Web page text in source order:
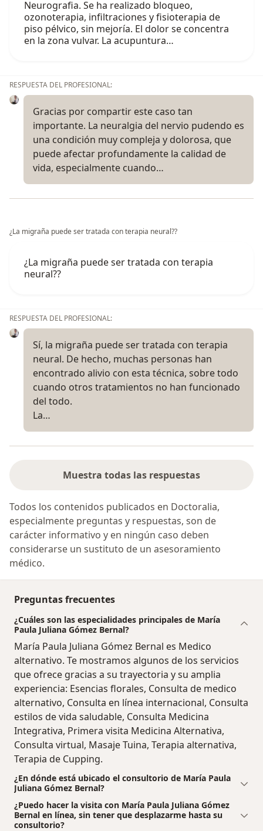
Neurografia. Se ha realizado bloqueo,
ozonoterapia, infiltraciones y fisioterapia de
piso pélvico, sin mejoría. El dolor se concentra
en la zona vulvar. La acupuntura…
RESPUESTA DEL PROFESIONAL:
Gracias por compartir este caso tan
importante. La neuralgia del nervio pudendo es
una condición muy compleja y dolorosa, que
puede afectar profundamente la calidad de
vida, especialmente cuando…
¿La migraña puede ser tratada con terapia neural??
¿La migraña puede ser tratada con terapia
neural??
RESPUESTA DEL PROFESIONAL:
Sí, la migraña puede ser tratada con terapia
neural. De hecho, muchas personas han
encontrado alivio con esta técnica, sobre todo
cuando otros tratamientos no han funcionado
del todo.
La…
Muestra todas las respuestas
Todos los contenidos publicados en Doctoralia,
especialmente preguntas y respuestas, son de
carácter informativo y en ningún caso deben
considerarse un sustituto de un asesoramiento
médico.
Preguntas frecuentes
¿Cuáles son las especialidades principales de María
Paula Juliana Gómez Bernal?
María Paula Juliana Gómez Bernal es Medico
alternativo. Te mostramos algunos de los servicios
que ofrece gracias a su trayectoria y su amplia
experiencia: Esencias florales, Consulta de medico
alternativo, Consulta en línea internacional, Consulta
estilos de vida saludable, Consulta Medicina
Integrativa, Primera visita Medicina Alternativa,
Consulta virtual, Masaje Tuina, Terapia alternativa,
Terapia de Cupping.
¿En dónde está ubicado el consultorio de María Paula
Juliana Gómez Bernal?
¿Puedo hacer la visita con María Paula Juliana Gómez
Bernal en línea, sin tener que desplazarme hasta su
consultorio?